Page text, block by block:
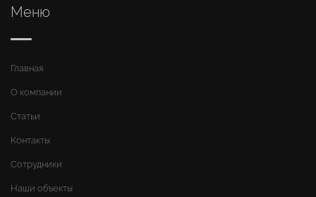
Меню
Главная
О компании
Статьи
Контакты
Сотрудники
Наши объекты